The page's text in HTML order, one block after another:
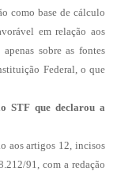
como base de cálculo
em relação aos
sobre as fontes
Federal, o que
STF que declarou a
aos artigos 12, incisos
91, com a redação